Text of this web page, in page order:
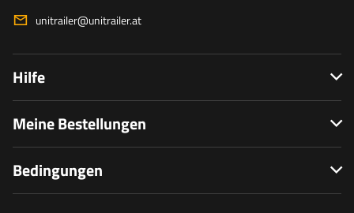
unitrailer@unitrailer.at
Hilfe
Meine Bestellungen
Bedingungen